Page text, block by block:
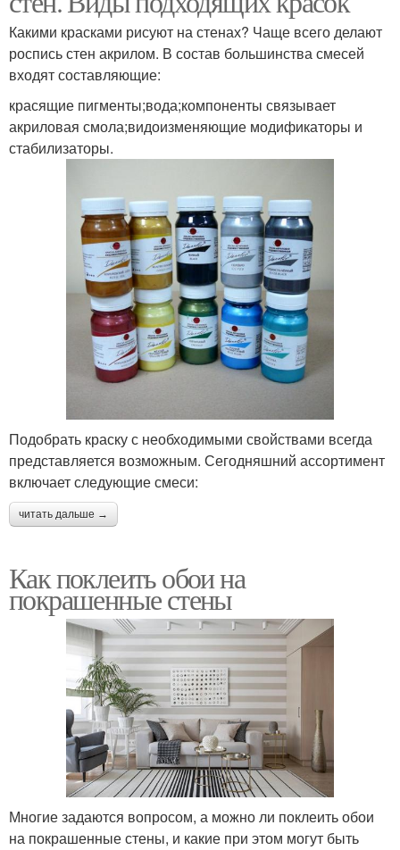
Какими красками рисуют на стенах? Чаще всего делают
роспись стен акрилом. В состав большинства смесей
входят составляющие:
красящие пигменты;вода;компоненты связывает
акриловая смола;видоизменяющие модификаторы и
стабилизаторы.
Подобрать краску с необходимыми свойствами всегда
представляется возможным. Сегодняшний ассортимент
включает следующие смеси:
читать дальше →
Как поклеить обои на
покрашенные стены
Многие задаются вопросом, а можно ли поклеить обои
на покрашенные стены, и какие при этом могут быть